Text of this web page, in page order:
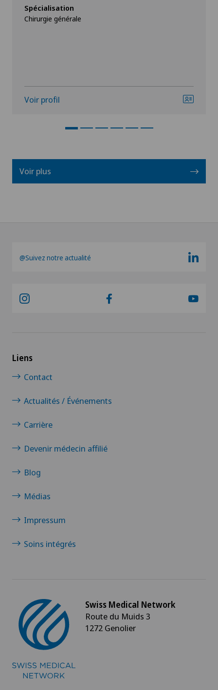
Spécialisation
Chirurgie générale
Voir profil
Voir plus
@Suivez notre actualité
Liens
Contact
Actualités / Événements
Carrière
Devenir médecin affilié
Blog
Médias
Impressum
Soins intégrés
Swiss Medical Network
Route du Muids 3
1272 Genolier